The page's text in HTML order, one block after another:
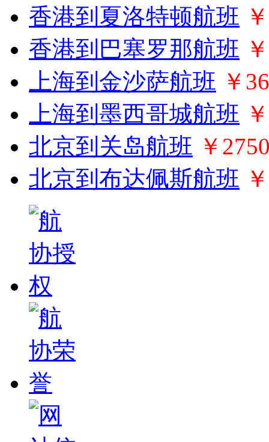
香港到夏洛特顿航班
香港到巴塞罗那航班
上海到金沙萨航班 ￥
上海到墨西哥城航班
北京到关岛航班 ￥
北京到布达佩斯航班